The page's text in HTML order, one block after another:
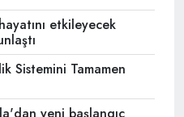
etkileyecek
Sistemini Tamamen